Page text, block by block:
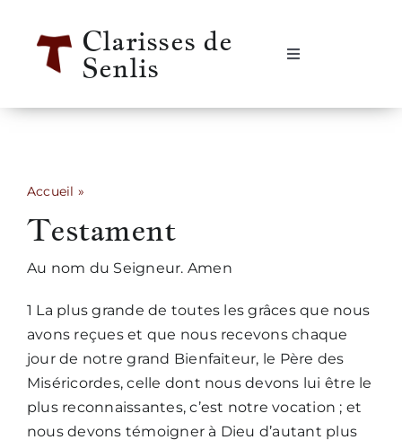
contenu
Clarisses de
Senlis
Navigation
Qui sommes-nous ?
Notre vie
Notre histoire
Informations pratiques
Accueil »
Testament
Au nom du Seigneur. Amen
1 La plus grande de toutes les grâces que nous
avons reçues et que nous recevons chaque
jour de notre grand Bienfaiteur, le Père des
Miséricordes, celle dont nous devons lui être le
plus reconnaissantes, c’est notre vocation ; et
nous devons témoigner à Dieu d’autant plus